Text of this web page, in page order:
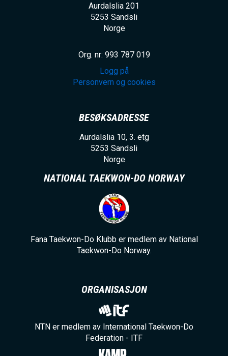
Aurdalslia 201
5253 Sandsli
Norge
Org. nr: 993 787 019
Logg på
Personvern og cookies
BESØKSADRESSE
Aurdalslia 10, 3. etg
5253 Sandsli
Norge
NATIONAL TAEKWON-DO NORWAY
Fana Taekwon-Do Klubb er medlem av National
Taekwon-Do Norway.
ORGANISASJON
NTN er medlem av International Taekwon-Do
Federation - ITF